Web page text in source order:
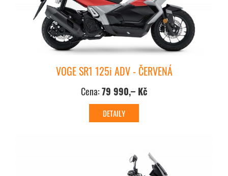
VOGE SR1 125i ADV - ČERVENÁ
Cena:79 990,– Kč